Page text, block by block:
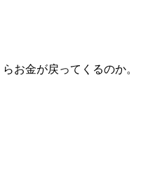
お金が戻ってくるのか。